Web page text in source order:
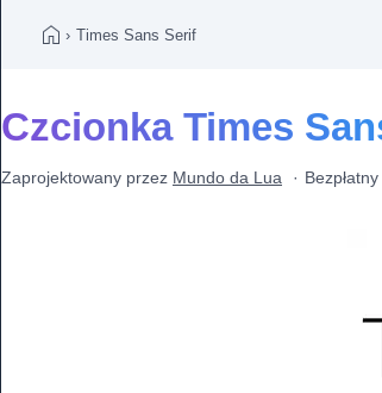
› Times Sans Serif
Czcionka Times
Zaprojektowany przez Mundo da Lua Bezpłatny